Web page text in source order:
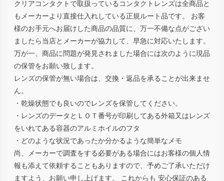
クリアコンタクトで取扱っているコンタクトレンズは全商品と
もメーカーより直接仕入れしている正規ルート品です。 お客
様のお手元へお届けした商品の品質に、万一不備な点がござい
ましたら当店とメーカーが協力して、早急に対応いたします。
万が一、商品に問題が発見されました場合には次のように現品
の保管をお願い致します。
レンズの保管が無い場合は、交換・返品を承ることが出来ませ
ん。
・乾燥状態でも良いのでレンズを保管してください。
・レンズのデータとＬＯＴ番号が印刷してある外箱又はレンズ
をいれてある容器のアルミホイルのフタ
・どのような状況であったか分かるような簡単なメモ
尚、メーカーで調査をする必要がある場合にはお客様の個人情
報も添えて依頼することもありますので、予めご了承いただけ
ますよう、お願い申し上げます。 これからも 安心保証のある